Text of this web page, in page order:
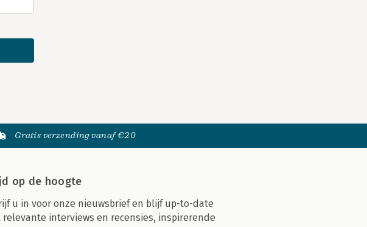
Gratis verzending vanaf €20
op de hoogte
u in voor onze nieuwsbrief en blijf up-to-date
relevante interviews en recensies, inspirerende